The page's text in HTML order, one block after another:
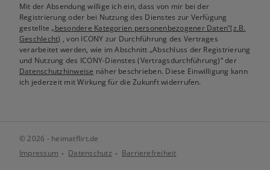
Mit der Absendung willige ich ein, dass von mir bei der
Registrierung oder bei Nutzung des Dienstes zur Verfügung
gestellte„besondere Kategorien personenbezogener Daten“(z.B.
Geschlecht) , von ICONY zur Durchführung des Vertrages
verarbeitet werden, wie im Abschnitt „Abschluss der Registrierung
und Nutzung des ICONY-Dienstes (Vertragsdurchführung)“ der
Datenschutzhinweise näher beschrieben. Diese Einwilligung kann
ich jederzeit mit Wirkung für die Zukunft widerrufen.
© 2026 - heimatflirt.de
Impressum
Datenschutz Barrierefreiheit